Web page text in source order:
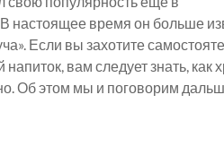
настоящее время он больше
Если вы захотите
вам следует знать, как
Об этом мы и поговорим